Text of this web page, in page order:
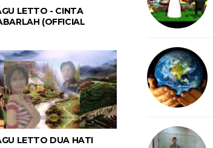
LETTO - CINTA
(OFFICIAL
LETTO DUA HATI